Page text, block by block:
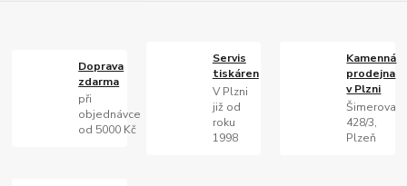
Doprava
zdarma
při
objednávce
od 5000 Kč
Servis
tiskáren
V Plzni
již od
roku
1998
Kamenná
prodejna
v Plzni
Šimerova
428/3,
Plzeň